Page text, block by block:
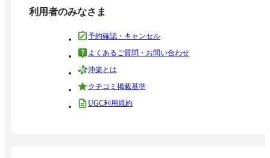
利用者のみなさま
予約確認・キャンセル
よくあるご質問・お問い合わせ
沖楽とは
クチコミ掲載基準
UGC利用規約